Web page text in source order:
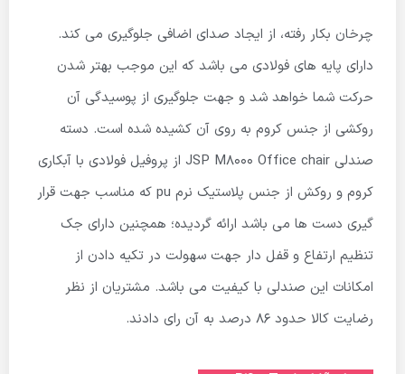
چرخان بکار رفته، از ایجاد صدای اضافی جلوگیری می کند.
دارای پایه های فولادی می باشد که این موجب بهتر شدن
حرکت شما خواهد شد و جهت جلوگیری از پوسیدگی آن
روکشی از جنس کروم به روی آن کشیده شده است. دسته
صندلی JSP M8000 Office chair از پروفیل فولادی با آبکاری
کروم و روکش از جنس پلاستیک نرم pu که مناسب جهت قرار
گیری دست ها می باشد ارائه گردیده؛ همچنین دارای جک
تنظیم ارتفاع و قفل دار جهت سهولت در تکیه دادن از
امکانات این صندلی با کیفیت می باشد. مشتریان از نظر
رضایت کالا حدود ۸۶ درصد به آن رای دادند.